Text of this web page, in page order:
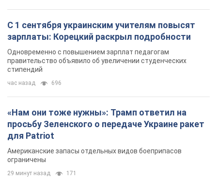
С 1 сентября украинским учителям повысят
зарплаты: Корецкий раскрыл подробности
Одновременно с повышением зарплат педагогам
правительство объявило об увеличении студенческих
стипендий
час назад 696
«Нам они тоже нужны»: Трамп ответил на
просьбу Зеленского о передаче Украине ракет
для Patriot
Американские запасы отдельных видов боеприпасов
ограничены
29 минут назад 171